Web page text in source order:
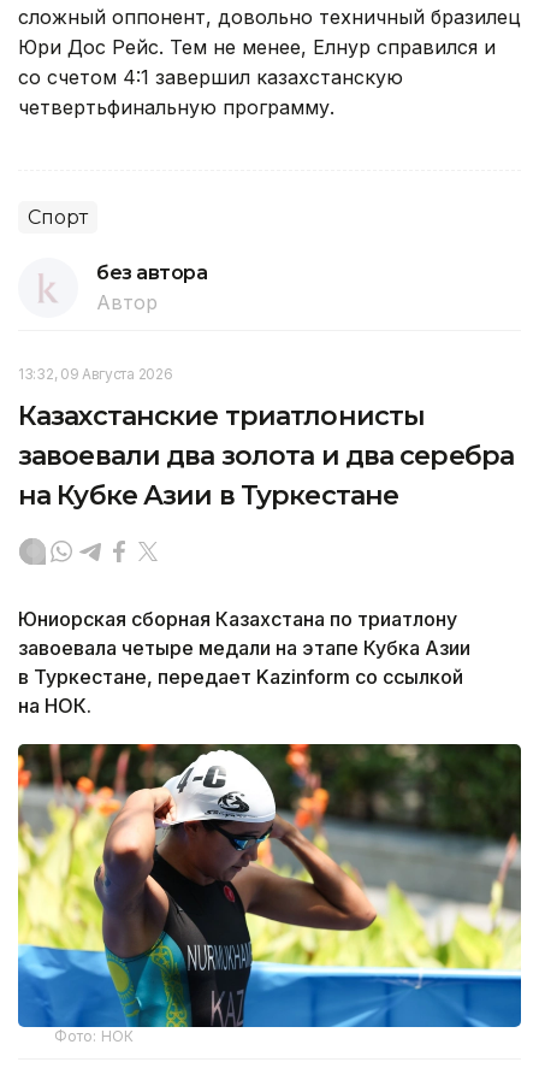
сложный оппонент, довольно техничный бразилец
Юри Дос Рейс. Тем не менее, Елнур справился и
со счетом 4:1 завершил казахстанскую
четвертьфинальную программу.
Спорт
без автора
Автор
13:32, 09 Августа 2026
Казахстанские триатлонисты
завоевали два золота и два серебра
на Кубке Азии в Туркестане
Юниорская сборная Казахстана по триатлону
завоевала четыре медали на этапе Кубка Азии
в Туркестане, передает Kazinform со ссылкой
на НОК.
Фото: НОК